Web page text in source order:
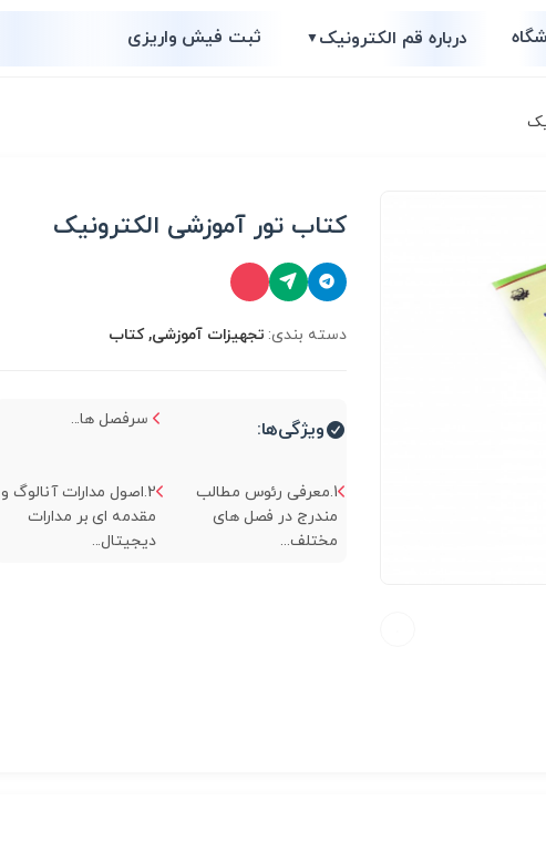
درباره قم الکترونیک▼ ثبت فیش واریزی
کتاب تور آموزشی الکترونیک
دسته بندی: تجهیزات آموزشی, کتاب
ویژگی‌ها: سرفصل ها...
1.معرفی رئوس مطالب
مندرج در فصل های
مختلف...
2.اصول مدارات آنالوگ و
مقدمه ای بر مدارات
دیجیتال...